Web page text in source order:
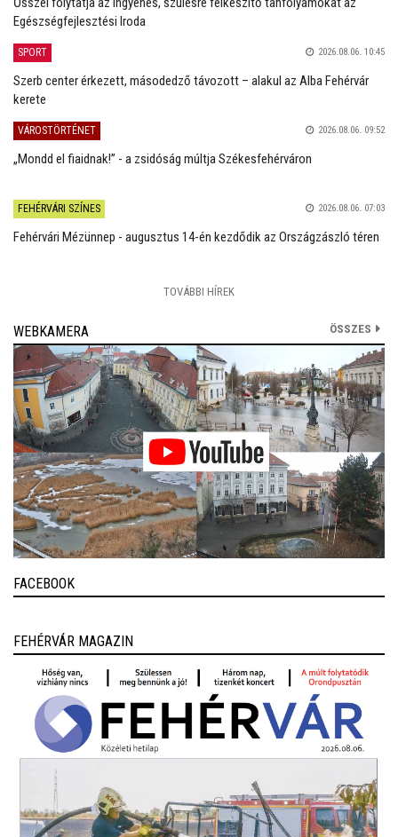
Egészségfejlesztési Iroda
SPORT 2026.08.06. 10:45
Szerb center érkezett, másodedző távozott – alakul az Alba Fehérvár
kerete
VÁROSTÖRTÉNET 2026.08.06. 09:52
„Mondd el fiaidnak!” - a zsidóság múltja Székesfehérváron
FEHÉRVÁRI SZÍNES 2026.08.06. 07:03
Fehérvári Mézünnep - augusztus 14-én kezdődik az Országzászló téren
TOVÁBBI HÍREK
WEBKAMERA ÖSSZES
FACEBOOK
FEHÉRVÁR MAGAZIN